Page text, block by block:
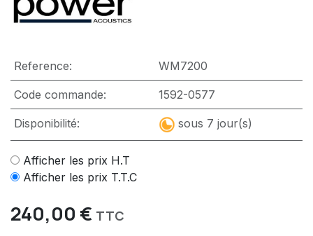
Reference: WM7200
Code commande: 1592-0577
Disponibilité: sous 7 jour(s)
Afficher les prix H.T
Afficher les prix T.T.C
240,00 € TTC